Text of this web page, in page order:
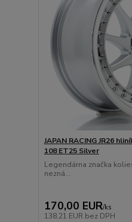
JAPAN RACING JR26
108 ET25 Silver
Legendárna značka
nezná...
170,00 EUR/ks
138,21 EUR bez DPH